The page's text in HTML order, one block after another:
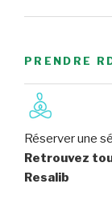
PRENDRE
Réserver une
Retrouvez
Resalib